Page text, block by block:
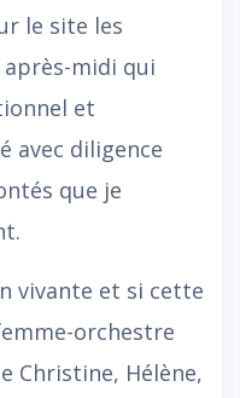
le site les
midi qui
et
avec diligence
que je
vivante et si cette
orchestre
Christine, Hélène,